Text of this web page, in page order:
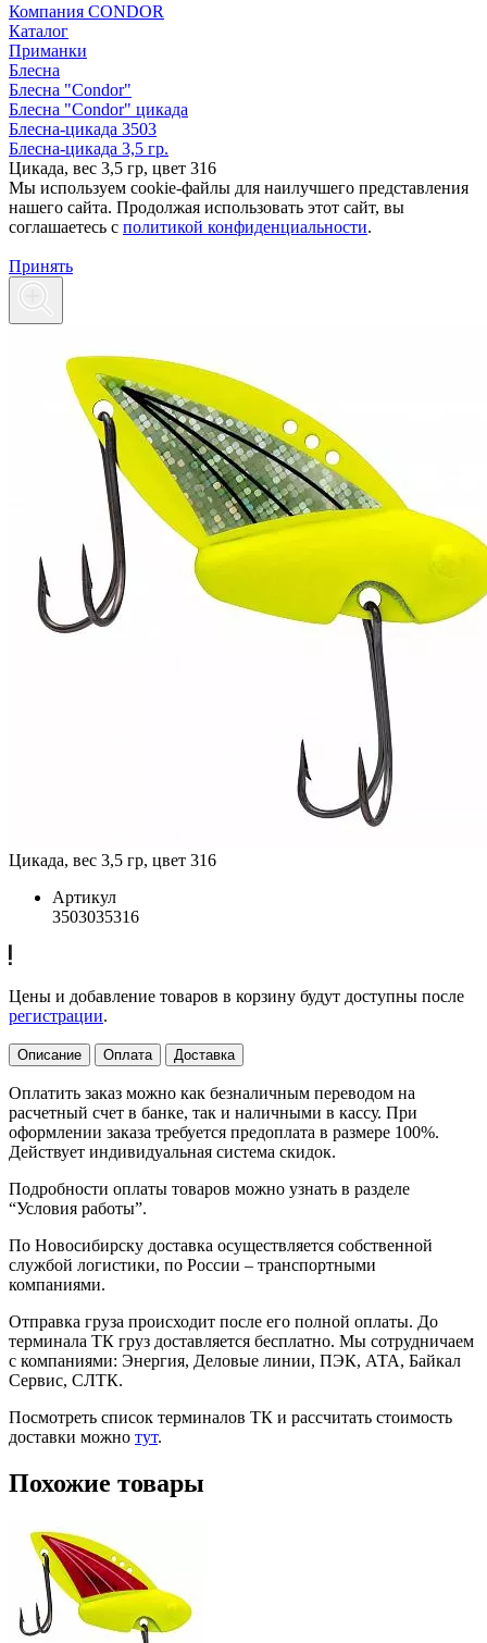
Компания CONDOR
Каталог
Приманки
Блесна
Блесна "Condor"
Блесна "Condor" цикада
Блесна-цикада 3503
Блесна-цикада 3,5 гр.
Цикада, вес 3,5 гр, цвет 316
Мы используем cookie-файлы для наилучшего представления
нашего сайта. Продолжая использовать этот сайт, вы
соглашаетесь c политикой конфиденциальности.
Принять
Цикада, вес 3,5 гр, цвет 316
Артикул
3503035316
Цены и добавление товаров в корзину будут доступны после
регистрации.
Описание Оплата Доставка
Оплатить заказ можно как безналичным переводом на
расчетный счет в банке, так и наличными в кассу. При
оформлении заказа требуется предоплата в размере 100%.
Действует индивидуальная система скидок.
Подробности оплаты товаров можно узнать в разделе
“Условия работы”.
По Новосибирску доставка осуществляется собственной
службой логистики, по России – транспортными
компаниями.
Отправка груза происходит после его полной оплаты. До
терминала ТК груз доставляется бесплатно. Мы сотрудничаем
с компаниями: Энергия, Деловые линии, ПЭК, АТА, Байкал
Сервис, СЛТК.
Посмотреть список терминалов ТК и рассчитать стоимость
доставки можно тут.
Похожие товары